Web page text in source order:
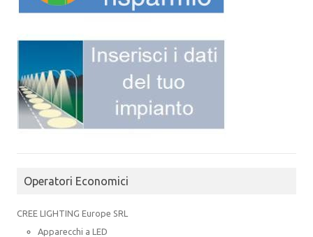
Operatori Economici
CREE LIGHTING Europe SRL
Apparecchi a LED